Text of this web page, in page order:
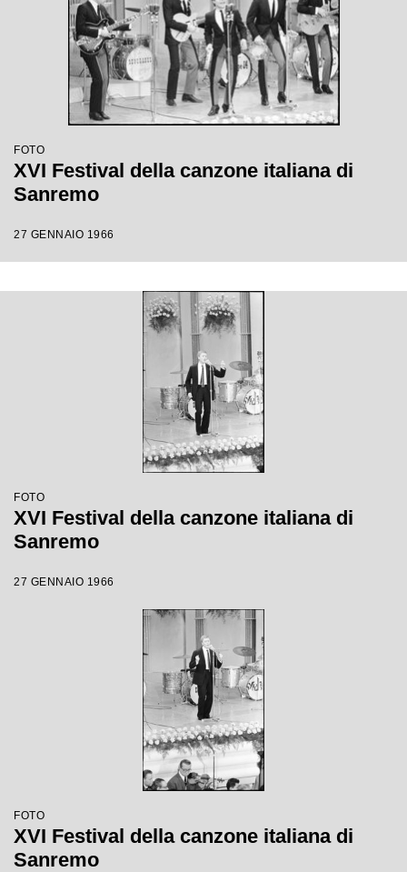
FOTO
XVI Festival della canzone italiana di
Sanremo
27 GENNAIO 1966
FOTO
XVI Festival della canzone italiana di
Sanremo
27 GENNAIO 1966
FOTO
XVI Festival della canzone italiana di
Sanremo